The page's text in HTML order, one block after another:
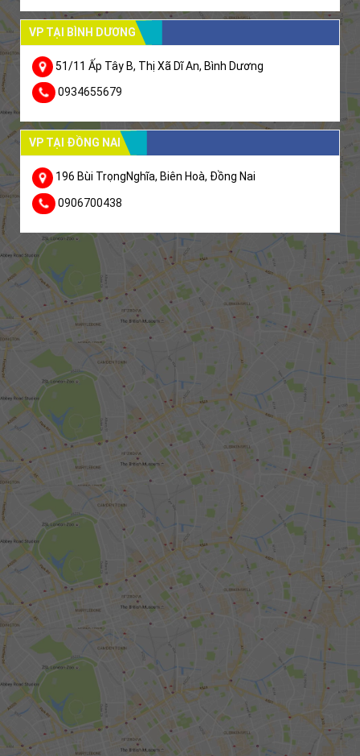
VP TẠI BÌNH DƯƠNG
51/11 Ấp Tây B, Thị Xã Dĩ An, Bình Dương
0934655679
VP TẠI ĐỒNG NAI
196 Bùi TrọngNghĩa, Biên Hoà, Đồng Nai
0906700438